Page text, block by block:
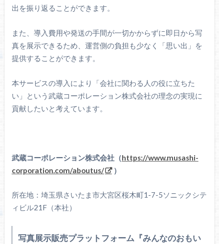
出を振り返ることができます。
また、導入費用や発送の手間が一切かからずに即日から写
真を展示できるため、運営側の負担も少なく「思い出」を
提供することができます。
本サービスの導入により「会社に関わる人の役に立ちた
い」という武蔵コーポレーション株式会社の理念の実現に
貢献したいと考えています。
武蔵コーポレーション株式会社（https://www.musashi-
corporation.com/aboutus/
）
所在地：埼玉県さいたま市大宮区桜木町1-7-5ソニックシテ
ィビル21F（本社）
写真展示販売プラットフォーム『みんなのおもい